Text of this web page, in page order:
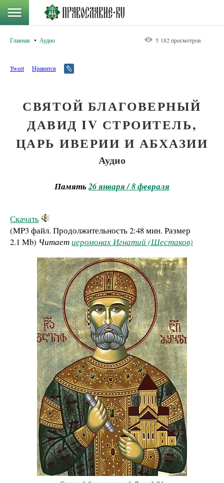
Главная Аудио 5 182 просмотров
Tweet Нравится
СВЯТОЙ БЛАГОВЕРНЫЙ
ДАВИД IV СТРОИТЕЛЬ,
ЦАРЬ ИВЕРИИ И АБХАЗИИ
Аудио
Память26 января / 8 февраля
Скачать
(MP3 файл. Продолжительность2:48 мин. Размер
2.1 Mb) Читаетиеромонах Игнатий (Шестаков)